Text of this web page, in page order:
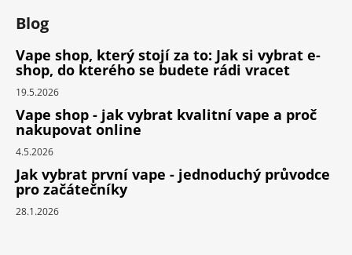
Blog
Vape shop, který stojí za to: Jak si vybrat e-
shop, do kterého se budete rádi vracet
19.5.2026
Vape shop - jak vybrat kvalitní vape a proč
nakupovat online
4.5.2026
Jak vybrat první vape - jednoduchý průvodce
pro začátečníky
28.1.2026